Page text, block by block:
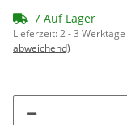
7 Auf Lager
Lieferzeit:2 - 3 Werktage
abweichend)